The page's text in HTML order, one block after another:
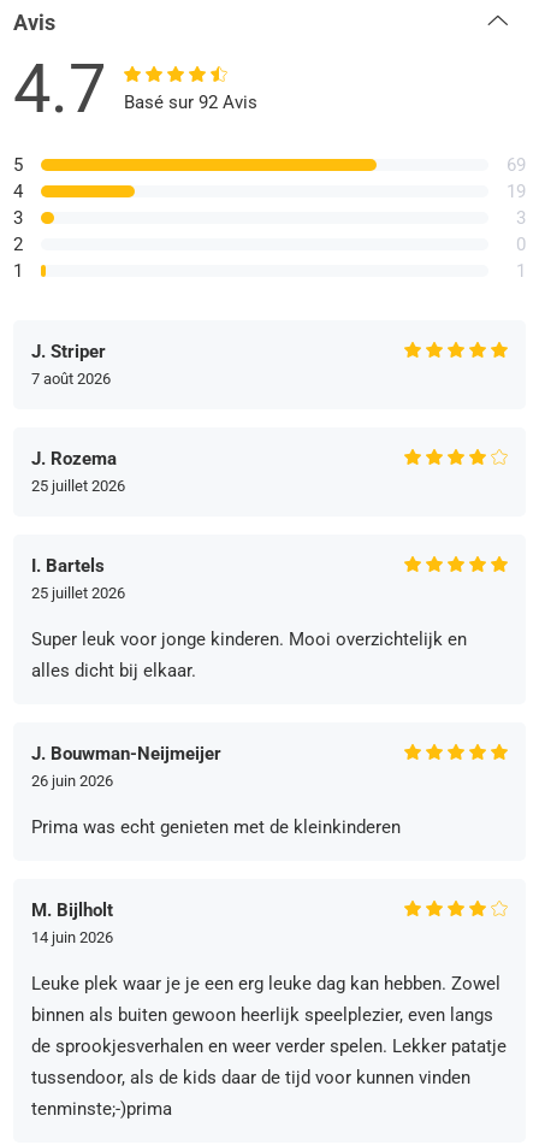
Avis
4.7 Basé sur 92 Avis
5
4
3
2
1
69
19
3
0
1
J. Striper
7 août 2026
J. Rozema
25 juillet 2026
I. Bartels
25 juillet 2026
Super leuk voor jonge kinderen. Mooi overzichtelijk en
alles dicht bij elkaar.
J. Bouwman-Neijmeijer
26 juin 2026
Prima was echt genieten met de kleinkinderen
M. Bijlholt
14 juin 2026
Leuke plek waar je je een erg leuke dag kan hebben. Zowel
binnen als buiten gewoon heerlijk speelplezier, even langs
de sprookjesverhalen en weer verder spelen. Lekker patatje
tussendoor, als de kids daar de tijd voor kunnen vinden
tenminste;-)prima